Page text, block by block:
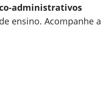
administrativos
ensino. Acompanhe a